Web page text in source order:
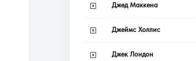
Джед Маккена
Джеймс Холлис
Джек Лондон